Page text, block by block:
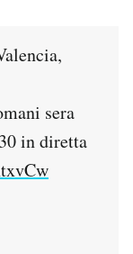
sera
in diretta